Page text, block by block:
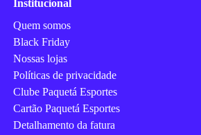
Institucional
Quem somos
Black Friday
Nossas lojas
Políticas de privacidade
Clube Paquetá Esportes
Cartão Paquetá Esportes
Detalhamento da fatura